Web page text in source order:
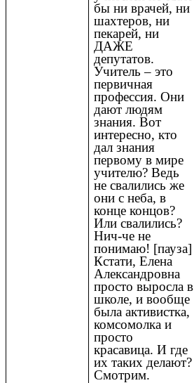
бы ни врачей, ни
шахтеров, ни
пекарей, ни
ДАЖЕ
депутатов.
Учитель – это
первичная
профессия. Они
дают людям
знания. Вот
интересно, кто
дал знания
первому в мире
учителю? Ведь
не свалились же
они с неба, в
конце концов?
Или свалились?
Нич-че не
понимаю! [пауза]
Кстати, Елена
Александровна
просто выросла в
школе, и вообще
была активистка,
комсомолка и
просто
красавица. И где
их таких делают?
Смотрим.